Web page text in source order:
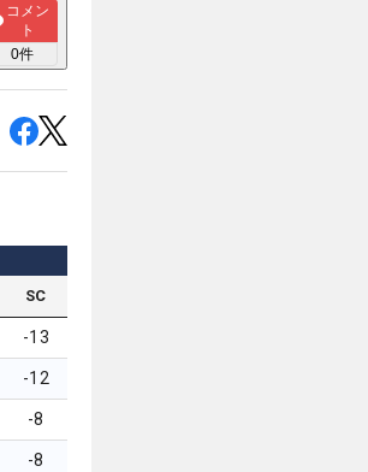
コメン
ト
0件
SC
-13
-12
-8
-8